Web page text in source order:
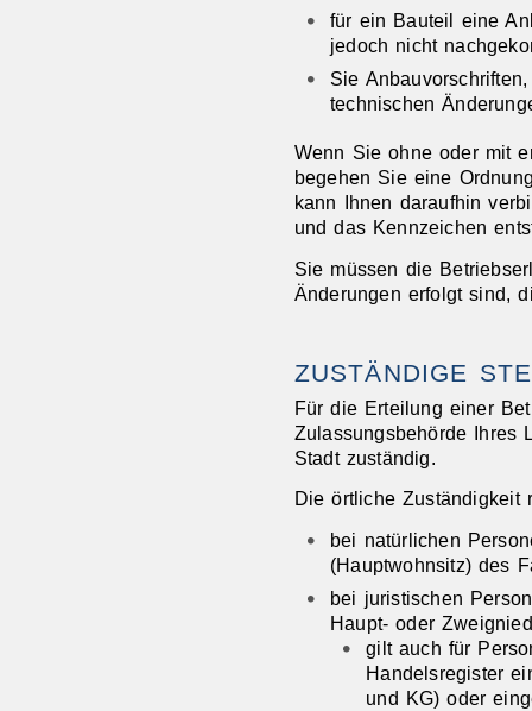
für ein Bauteil eine
jedoch nicht
Sie
technischen
Wenn Sie ohne oder mit
begehen Sie eine
kann Ihnen daraufhin
und das Kennzeichen
Sie müssen die
Änderungen erfolgt sind,
ZUSTÄNDIGE
Für die Erteilung einer
Zulassungsbehörde Ihres
Stadt zuständig.
Die örtliche Zuständigkeit
bei natürlichen
(Hauptwohnsitz) des
bei juristischen
Haupt- oder
gilt auch für
Handelsregister
und KG) oder